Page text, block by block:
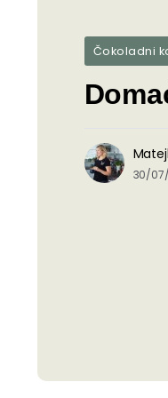
Čokoladni
30/